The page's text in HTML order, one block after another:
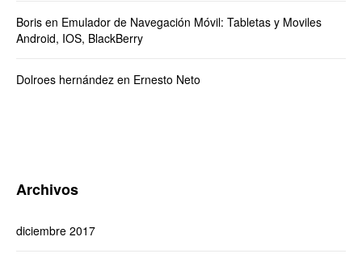
Boris en Emulador de Navegación Móvil: Tabletas y Moviles
Android, IOS, BlackBerry
Dolroes hernández en Ernesto Neto
Archivos
diciembre 2017